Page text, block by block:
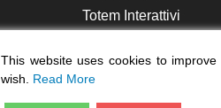
Totem Interattivi
This website uses cookies to
wish. Read More